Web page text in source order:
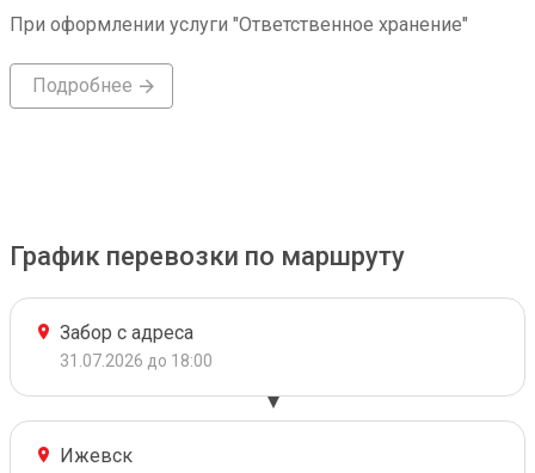
При оформлении услуги "Ответственное хранение"
Подробнее
График перевозки по маршруту
Забор с адреса
31.07.2026 до 18:00
Ижевск